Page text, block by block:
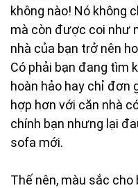
không nào! Nó không
mà còn được coi như
nhà của bạn trở nên
Có phải bạn đang tìm
hoàn hảo hay chỉ đơn
hợp hơn với căn nhà
chính bạn nhưng lại
sofa mới.
Thế nên, màu sắc